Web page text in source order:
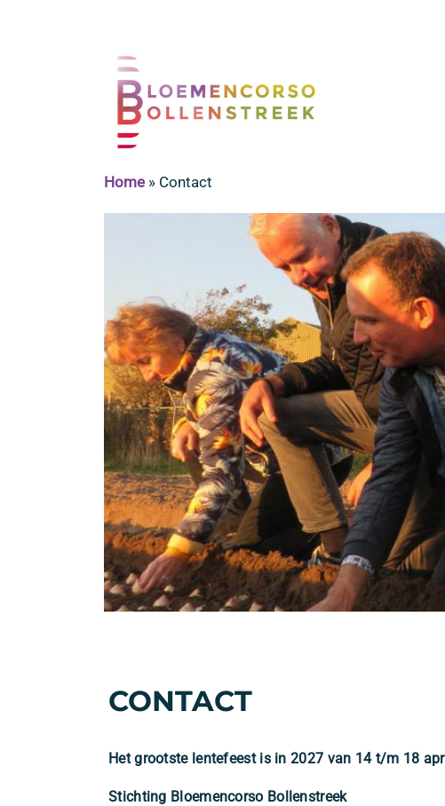
Home » Contact
CONTACT
Het grootste lentefeest is in 2027 van 14 t/m 18
Stichting Bloemencorso Bollenstreek